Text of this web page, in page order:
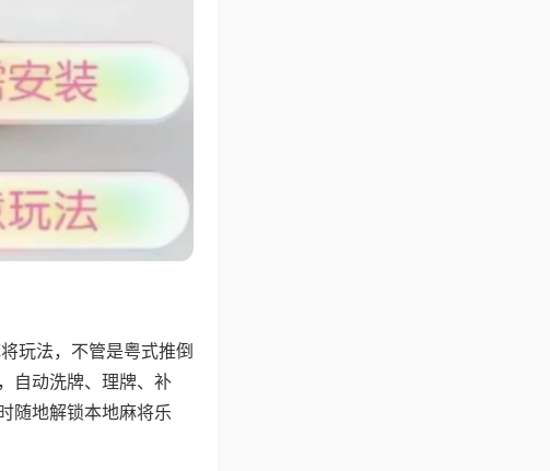
玩法，不管是粤式推倒
自动洗牌、理牌、补
随地解锁本地麻将乐